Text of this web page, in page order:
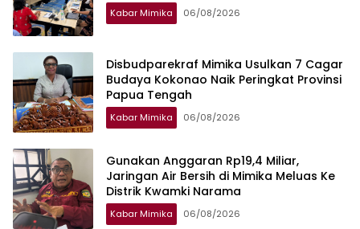
Kabar Mimika 06/08/2026
Disbudparekraf Mimika Usulkan 7 Cagar
Budaya Kokonao Naik Peringkat Provinsi
Papua Tengah
Kabar Mimika 06/08/2026
Gunakan Anggaran Rp19,4 Miliar,
Jaringan Air Bersih di Mimika Meluas Ke
Distrik Kwamki Narama
Kabar Mimika 06/08/2026